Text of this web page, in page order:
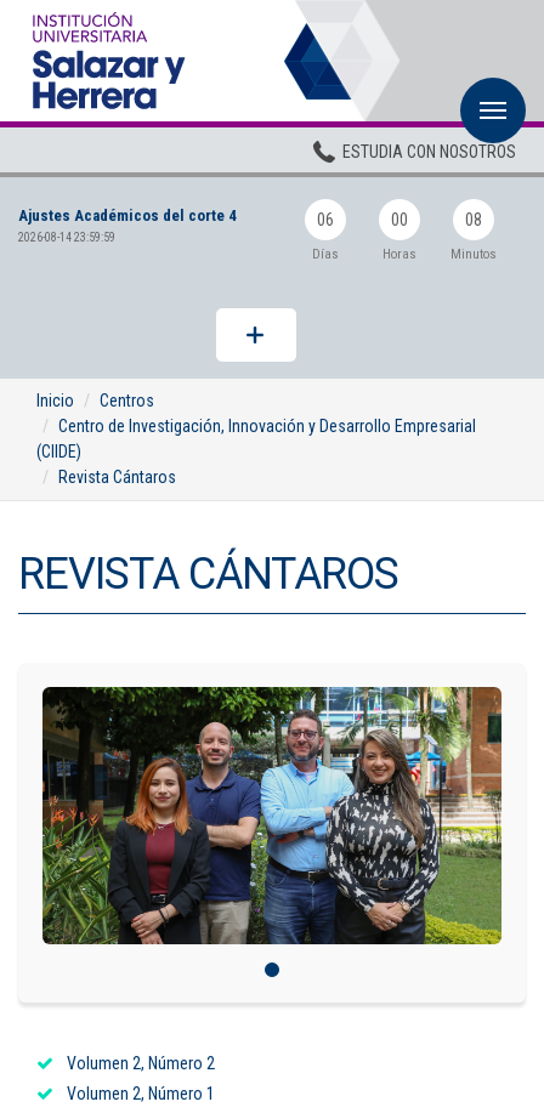
ESTUDIA CON NOSOTROS
Ajustes Académicos del corte 4
2026-08-14 23:59:59
06
Días
00
Horas
08
Minutos
Inicio
Centros
Centro de Investigación, Innovación y Desarrollo Empresarial
(CIIDE)
Revista Cántaros
REVISTA CÁNTAROS
Volumen 2, Número 2
Volumen 2, Número 1
Pregrados
Planta Docente
ADMISIONES
BIENESTAR
Centros
IDIOMAS
Pastoral
CARTERA
Inscripciones
Estudiantes
Egresados
Pagos